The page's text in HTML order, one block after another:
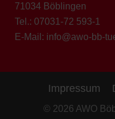
71034 Böblingen
Tel.: 07031-72 593-1
E-Mail: info@awo-bb-
Impressum
© 2026 AWO